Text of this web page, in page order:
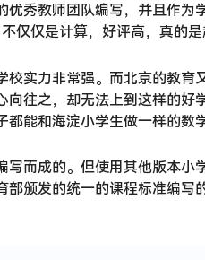
秀教师团队编写，并且作为
仅仅是计算，好评高，真的
校实力非常强。而北京的教育
向往之，却无法上到这样的好
能和海淀小学生做一样的数学
写而成的。但使用其他版本
颁发的统一的课程标准编写